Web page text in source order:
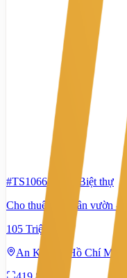
#TS10662288
Biệt thự
Cho thuê Villa sân vườn -
105 Triệu
An Khánh, Hồ Chí Minh